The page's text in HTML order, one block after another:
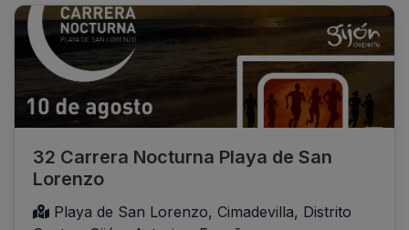
32 Carrera Nocturna Playa de San
Lorenzo
Playa de San Lorenzo, Cimadevilla, Distrito